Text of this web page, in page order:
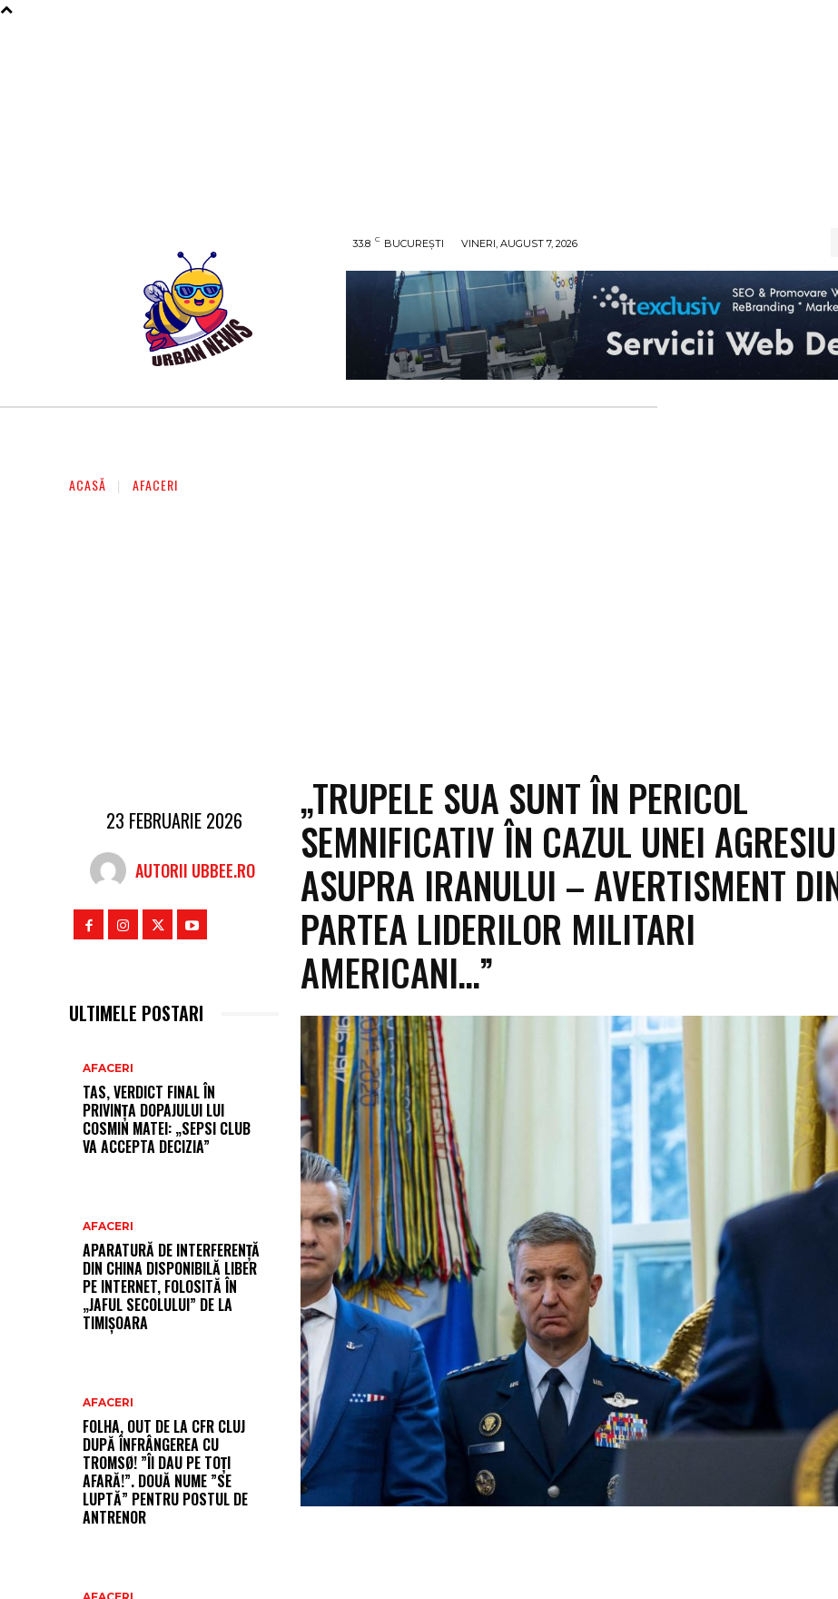
33.8 C BUCUREȘTI VINERI, AUGUST 7, 2026
ACASĂ AFACERI
23 FEBRUARIE 2026
AUTORII UBBEE.RO
ULTIMELE POSTARI
AFACERI
TAS, VERDICT FINAL ÎN
PRIVINȚA DOPAJULUI LUI
COSMIN MATEI: „SEPSI CLUB
VA ACCEPTA DECIZIA”
AFACERI
APARATURĂ DE INTERFERENȚĂ
DIN CHINA DISPONIBILĂ LIBER
PE INTERNET, FOLOSITĂ ÎN
„JAFUL SECOLULUI” DE LA
TIMIȘOARA
AFACERI
FOLHA, OUT DE LA CFR CLUJ
DUPĂ ÎNFRÂNGEREA CU
TROMSØ! ”ÎI DAU PE TOȚI
AFARĂ!”. DOUĂ NUME ”SE
LUPTĂ” PENTRU POSTUL DE
ANTRENOR
„TRUPELE SUA SUNT ÎN PERICOL
SEMNIFICATIV ÎN CAZUL UNEI
ASUPRA IRANULUI – AVERTISMENT
PARTEA LIDERILOR MILITARI
AMERICANI…”